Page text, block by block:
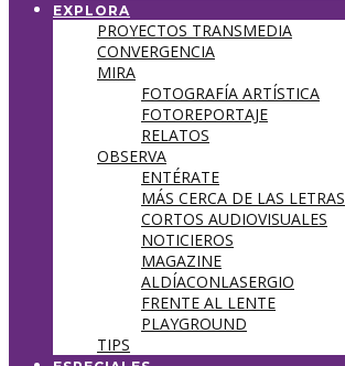
EXPLORA
PROYECTOS TRANSMEDIA
CONVERGENCIA
MIRA
FOTOGRAFÍA ARTÍSTICA
FOTOREPORTAJE
RELATOS
OBSERVA
ENTÉRATE
MÁS CERCA DE LAS LETRAS
CORTOS AUDIOVISUALES
NOTICIEROS
MAGAZINE
ALDÍACONLASERGIO
FRENTE AL LENTE
PLAYGROUND
TIPS